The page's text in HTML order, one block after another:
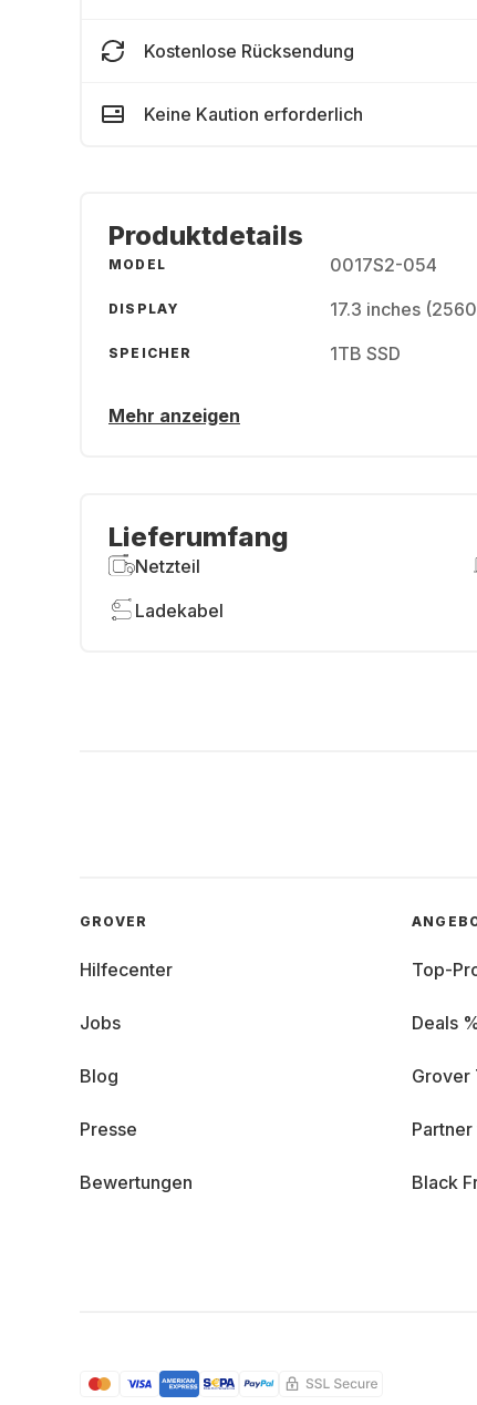
Kostenlose Rücksendung
Keine Kaution erforderlich
Produktdetails
MODEL 0017S2-054
DISPLAY 17.3 inches
SPEICHER 1TB SSD
Mehr anzeigen
Lieferumfang
Netzteil
Ladekabel
GROVER
Hilfecenter
Jobs
Blog
Presse
Bewertungen
Top-
Deals
Grover
Black